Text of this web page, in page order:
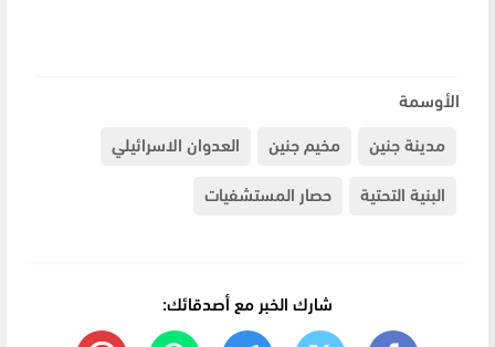
الأوسمة
مدينة جنين
مخيم جنين
العدوان الاسرائيلي
البنية التحتية
حصار المستشفيات
شارك الخبر مع أصدقائك: